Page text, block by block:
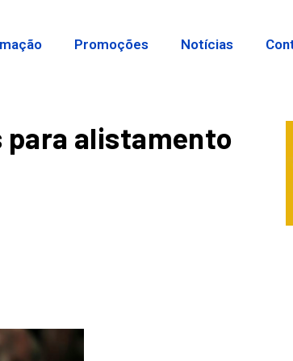
Promoções Notícias
para alistamento